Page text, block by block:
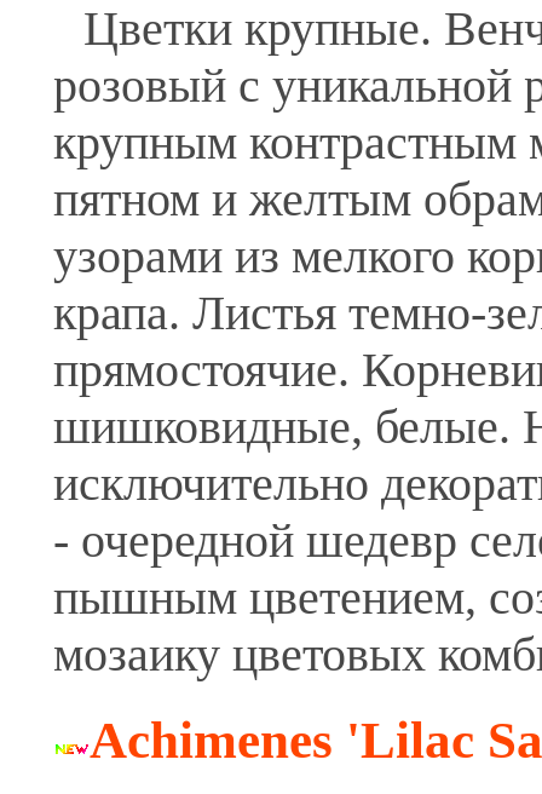
Цветки крупные.
розовый с уникальной
крупным контрастным
пятном и желтым
узорами из мелкого
крапа. Листья темно-
прямостоячие.
шишковидные, белые.
исключительно
- очередной шедевр
пышным цветением,
мозаику цветовых
Achimenes 'Lilac